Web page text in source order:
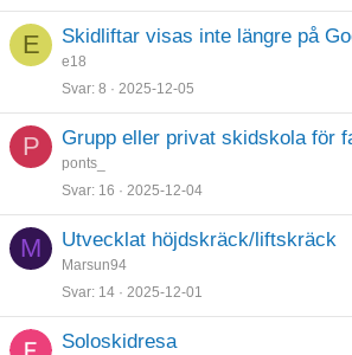
E Skidliftar visas inte längre på
e18
Svar 8 2025-12-05
P Grupp eller privat skidskola för
ponts_
Svar 16 2025-12-04
M Utvecklat höjdskräck/liftskräck
Marsun94
Svar 14 2025-12-01
Soloskidresa